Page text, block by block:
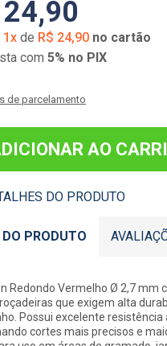
24,90
1 x de R$ 24,90 no cartão
com 5% no PIX
de parcelamento
AO
DO PRODUTO
DO PRODUTO
Redondo Vermelho Ø 2,7 mm
que exigem alta
Possui excelente resistência
cortes mais precisos e